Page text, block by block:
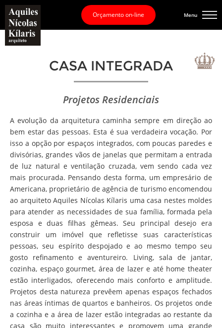
Orçamento on-line Menu
CASA INTEGRADA
Projetos Residenciais
A evolução da arquitetura caminha sempre em direção ao
bem estar das pessoas. Esta é sua verdadeira vocação. Por
isso a opção por espaços integrados, com poucas paredes e
divisórias, grandes vãos de janelas que permitam a entrada
de luz natural e ventilação cruzada, vem sendo cada vez
mais procurada. Pensando desta forma, um empresário de
Americana, proprietário de agência de turismo encomendou
ao arquiteto Aquiles Nícolas Kílaris uma casa nestes moldes
para atender as necessidades de sua família, formada pela
esposa e duas filhas gêmeas. Seu principal desejo era
construir um imóvel que refletisse suas características
pessoas, seu espírito despojado e ao mesmo tempo seu
gosto refinamento e aventureiro. Living, sala de jantar,
cozinha, espaço gourmet, área de lazer e até home theater
estão interligados, oferecendo mais conforto e amplitude.
Projetos desta natureza prevêem apenas espaços fechados
nas áreas íntimas de quartos e banheiros. Os projetos onde
a cozinha e a área de lazer estão integradas ao restante da
casa são muito interessantes e promovem uma grande